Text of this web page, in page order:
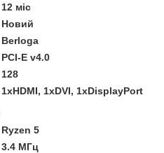
12 міс
Новий
Berloga
PCI-E v4.0
128
1xHDMI, 1xDVI, 1xDisplayPort
Ryzen 5
3.4 МГц